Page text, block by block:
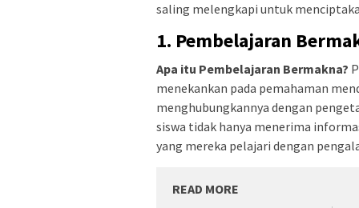
saling melengkapi untuk
1. Pembelajaran
Apa itu Pembelajaran Bermakna?
menekankan pada pemahaman
menghubungkannya dengan
siswa tidak hanya menerima
yang mereka pelajari dengan
READ MORE